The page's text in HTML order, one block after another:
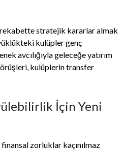
stratejik kararlar almak
kulüpler genç
avcılığıyla geleceğe yatırım
kulüplerin transfer
İçin Yeni
zorluklar kaçınılmaz